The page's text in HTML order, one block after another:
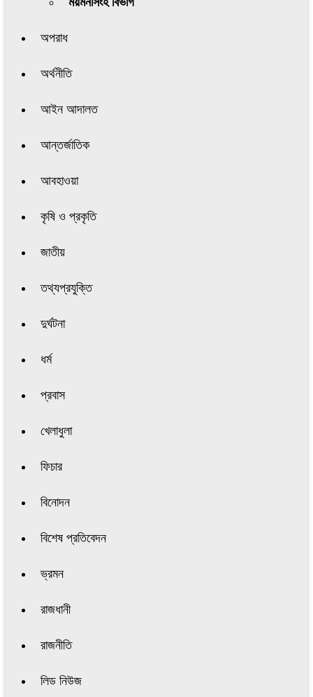
অপরাধ
অর্থনীতি
আইন আদালত
আন্তর্জাতিক
আবহাওয়া
কৃষি ও প্রকৃতি
জাতীয়
তথ্যপ্রযুক্তি
দুর্ঘটনা
ধর্ম
প্রবাস
খেলাধুলা
ফিচার
বিনোদন
বিশেষ প্রতিবেদন
ভ্রমন
রাজধানী
রাজনীতি
লিড নিউজ